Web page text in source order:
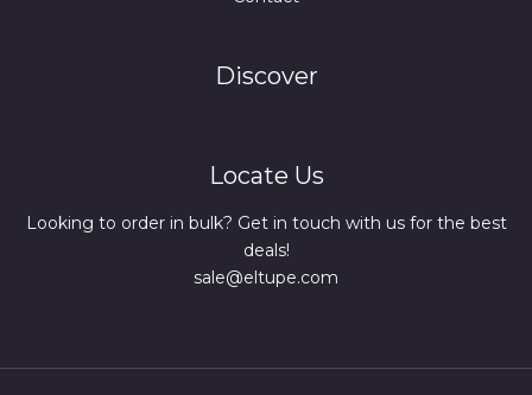
Discover
Locate Us
Looking to order in bulk? Get in touch with us for the best
deals!
sale@eltupe.com